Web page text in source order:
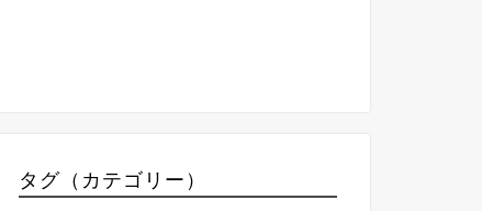
タグ（カテゴリー）